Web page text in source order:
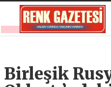
Birleşik